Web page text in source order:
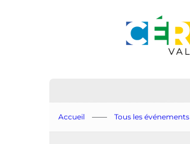
Accueil Tous les événements